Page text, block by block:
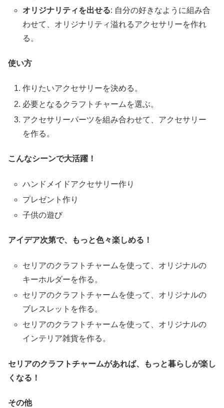
オリジナリティを出せる: 自分の好きなように組み合
わせて、オリジナリティ溢れるアクセサリーを作れ
る。
使い方
作りたいアクセサリーを決める。
必要となるクラフトチャームを選ぶ。
アクセサリーパーツを組み合わせて、アクセサリー
を作る。
こんなシーンで大活躍！
ハンドメイドアクセサリー作り
プレゼント作り
子供の遊び
アイデア次第で、もっと色々楽しめる！
セリアのクラフトチャームを使って、オリジナルの
キーホルダーを作る。
セリアのクラフトチャームを使って、オリジナルの
ブレスレットを作る。
セリアのクラフトチャームを使って、オリジナルの
インテリア雑貨を作る。
セリアのクラフトチャームがあれば、もっと暮らしが楽し
くなる！
その他